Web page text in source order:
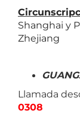
Shanghai y
Zhejiang
Llamada
0308